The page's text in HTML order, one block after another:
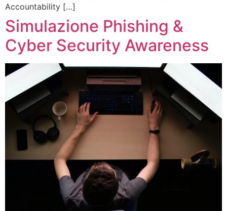
Accountability […]
Simulazione Phishing &
Cyber Security Awareness